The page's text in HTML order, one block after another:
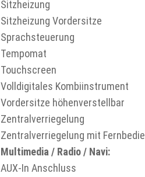
Sitzheizung
Sitzheizung Vordersitze
Sprachsteuerung
Tempomat
Touchscreen
Volldigitales Kombiinstrument
Vordersitze höhenverstellbar
Zentralverriegelung
Zentralverriegelung mit
Multimedia / Radio / Navi:
AUX-In Anschluss